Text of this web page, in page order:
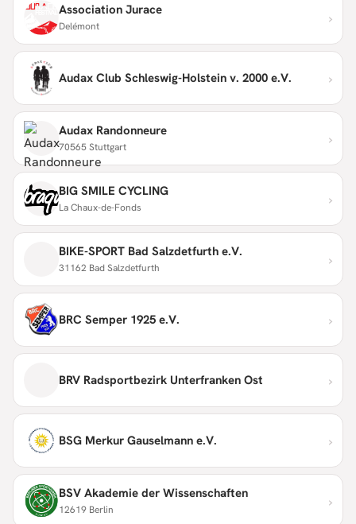
Association Jurace
Delémont ›
Audax Club Schleswig-Holstein v. 2000 e.V. ›
Audax Randonneure
70565 Stuttgart ›
BIG SMILE CYCLING
La Chaux-de-Fonds ›
BIKE-SPORT Bad Salzdetfurth e.V.
31162 Bad Salzdetfurth ›
BRC Semper 1925 e.V. ›
BRV Radsportbezirk Unterfranken Ost ›
BSG Merkur Gauselmann e.V. ›
BSV Akademie der Wissenschaften
12619 Berlin ›